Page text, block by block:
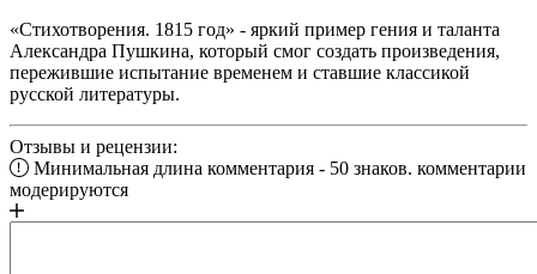
«Стихотворения. 1815 год» - яркий пример гения и таланта
Александра Пушкина, который смог создать произведения,
пережившие испытание временем и ставшие классикой
русской литературы.
Отзывы и рецензии:
Минимальная длина комментария - 50 знаков. комментарии
модерируются